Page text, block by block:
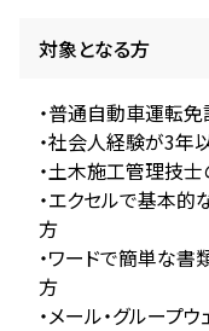
対象となる方
・普通自動車運転免
・社会人経験が3年
・土木施工管理技
・エクセルで基本的
方
・ワードで簡単な書
方
・メール・グループ